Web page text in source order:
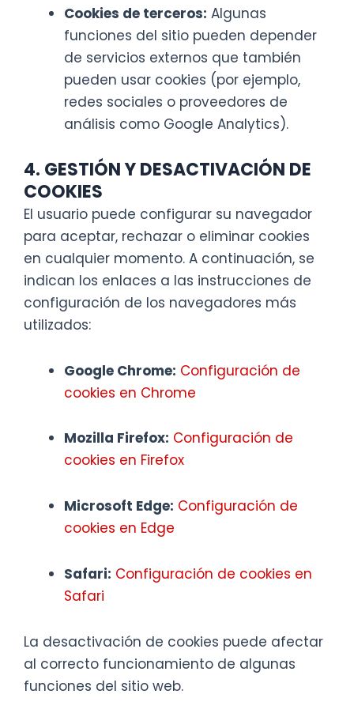
Cookies de terceros: Algunas
funciones del sitio pueden depender
de servicios externos que también
pueden usar cookies (por ejemplo,
redes sociales o proveedores de
análisis como Google Analytics).
4. GESTIÓN Y DESACTIVACIÓN DE
COOKIES
El usuario puede configurar su navegador
para aceptar, rechazar o eliminar cookies
en cualquier momento. A continuación, se
indican los enlaces a las instrucciones de
configuración de los navegadores más
utilizados:
Google Chrome: Configuración de
cookies en Chrome
Mozilla Firefox: Configuración de
cookies en Firefox
Microsoft Edge: Configuración de
cookies en Edge
Safari: Configuración de cookies en
Safari
La desactivación de cookies puede afectar
al correcto funcionamiento de algunas
funciones del sitio web.